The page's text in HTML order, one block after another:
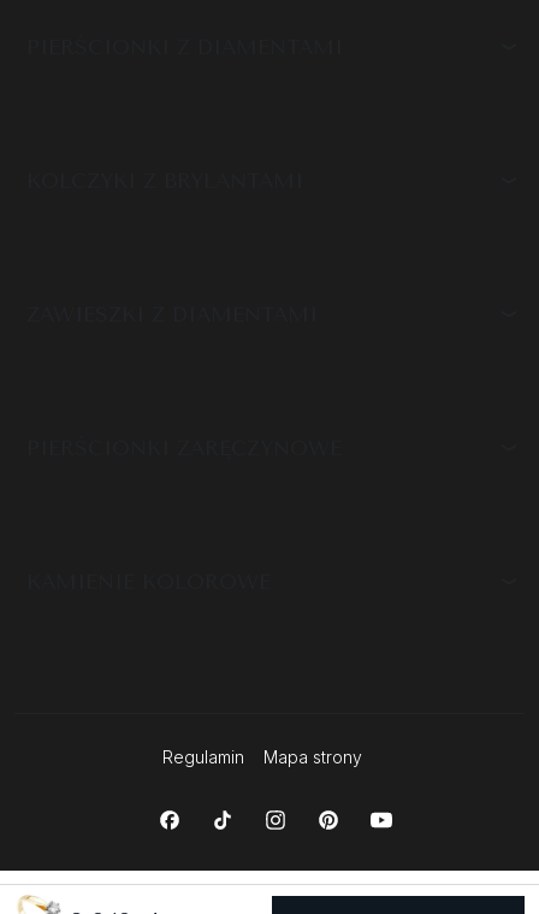
Regulamin Mapa strony